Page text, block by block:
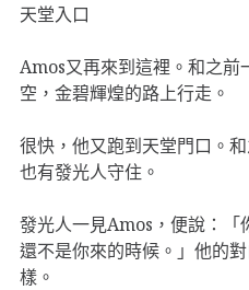
天堂入口
Amos又再來到這裡。和之前
空，金碧輝煌的路上行走。
很快，他又跑到天堂門口。
也有發光人守住。
發光人一見Amos，便說：「
還不是你來的時候。」他的
樣。